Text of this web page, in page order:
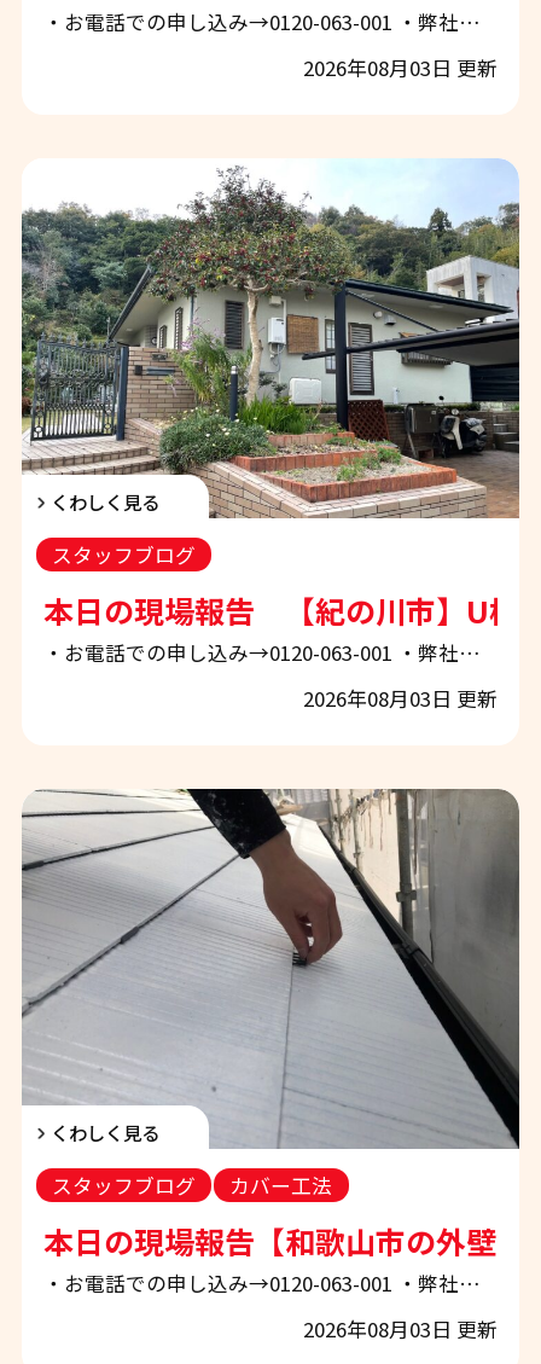
・お電話での申し込み→0120-063-001 ・弊社ホームページから申し込み→「お問合せ・お見積もり」 ぜひお気軽にご相談下さい！ 和歌山市で外壁塗装・屋根塗装をご検討中の方へ｜施工品質にこだわるエースペイントの現場報告 和歌山市・岩出市・紀の川市・海南市・橋本市・有田郡・泉南市・岬町周辺で外壁塗装・屋根塗装をご検討中の皆様、こんにちは。 地域密着の外壁塗装・屋根塗装専門店「エースペイント」です。 いつもスタッフブログをご覧いただき、誠にありがとうございます。 外壁の色あせやひび割れ、屋根の劣化、コーキングの傷みなど、「そろそろ塗装が必要なのかな？」とお悩みではありませんか？
2026年08月03日 更新
くわしく見る
本日の現場報告 【紀の川市】U様
・お電話での申し込み→0120-063-001 ・弊社ホームページから申し込み→「お問合せ・お見積もり」 ぜひお気軽にご相談下さい！ 【和歌山市・紀の川市・岩出市】雨の日でも品質管理を徹底！コーキング工事・付帯部塗装・完工報告をご紹介｜エースペイント現場ブログ 和歌山市・岩出市・紀の川市・海南市・橋本市・有田郡・泉南市周辺で、外壁塗装・屋根塗装をご検討中の皆様、こんにちは。 地域密着の外壁塗装・屋根塗装専門店「エースペイント」です。 いつもスタッフブログをご覧いただき、誠にありがとうございます。 本日のブログは中西が担当いたします。 朝からあいにくの雨模様となりま
2026年08月03日 更新
スタッフブログ
くわしく見る
本日の現場報告【和歌山市の外壁
・お電話での申し込み→0120-063-001 ・弊社ホームページから申し込み→「お問合せ・お見積もり」 ぜひお気軽にご相談下さい！ 【和歌山市で外壁塗装・屋根塗装をご検討中の方へ】現場報告と塗装品質を左右する重要工程をご紹介！ 和歌山市・岩出市・紀の川市・海南市・橋本市・有田郡・泉南市・岬町周辺で、外壁塗装・屋根塗装をご検討中の皆様、こんにちは。 地域密着の外壁塗装・屋根塗装専門店 「エースペイント」です。 いつもスタッフブログをご覧いただき、誠にありがとうございます。 「外壁の色あせが気になってきた」「屋根の塗り替え時期が分からない」「雨漏りが心配」「ひび割れやコーキングの
2026年08月03日 更新
スタッフブログ カバー工法